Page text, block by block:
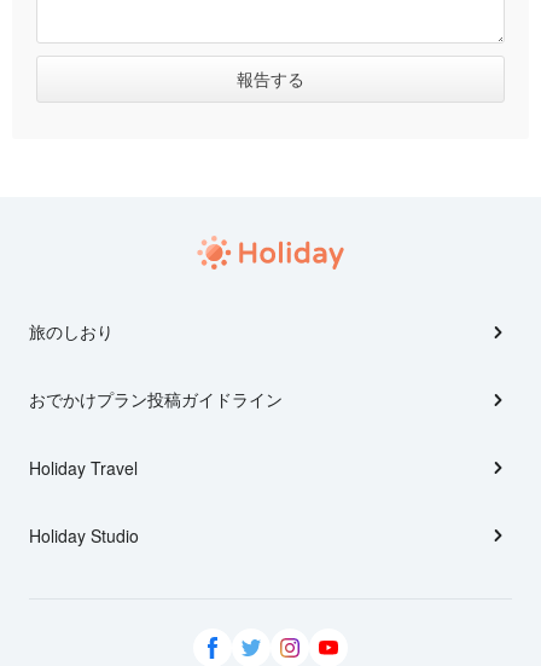
旅のしおり
おでかけプラン投稿ガイドライン
Holiday Travel
Holiday Studio